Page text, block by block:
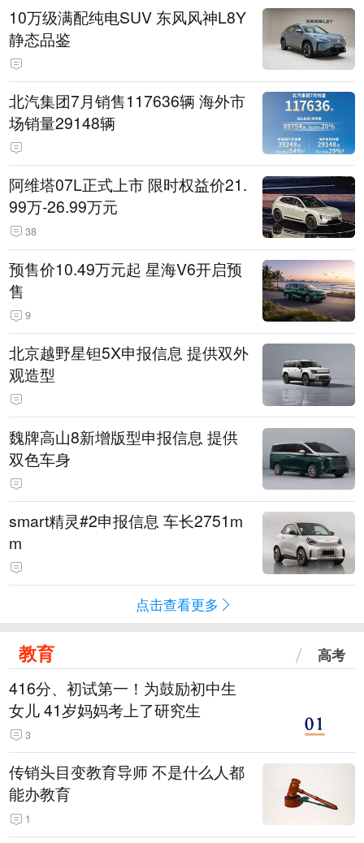
10万级满配纯电SUV 东风风神L8Y
静态品鉴
北汽集团7月销售117636辆 海外市
场销量29148辆
阿维塔07L正式上市 限时权益价21.
99万-26.99万元
38
预售价10.49万元起 星海V6开启预
售
9
北京越野星钽5X申报信息 提供双外
观造型
魏牌高山8新增版型申报信息 提供
双色车身
smart精灵#2申报信息 车长2751m
m
点击查看更多
教育 高考
416分、初试第一！为鼓励初中生
女儿 41岁妈妈考上了研究生
3
传销头目变教育导师 不是什么人都
能办教育
1